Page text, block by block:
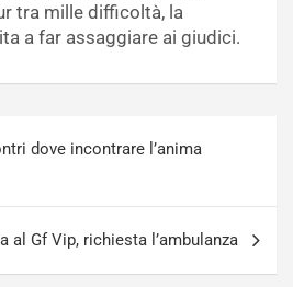
tra mille difficoltà, la
a far assaggiare ai giudici.
dove incontrare l’anima
al Gf Vip, richiesta l’ambulanza